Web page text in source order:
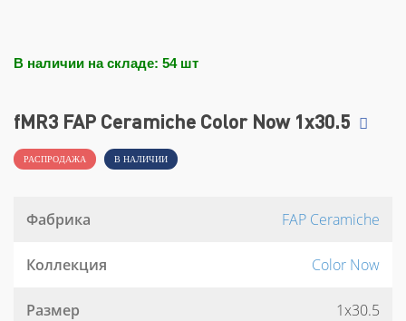
В наличии на складе: 54 шт
fMR3 FAP Ceramiche Color Now 1x30.5
РАСПРОДАЖА В НАЛИЧИИ
Фабрика FAP Ceramiche
Коллекция Color Now
Размер 1x30.5